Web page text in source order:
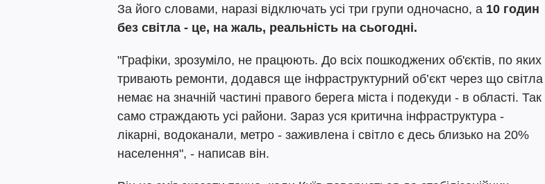
За його словами, наразі відключать усі три групи одночасно, а 10 годин
без світла - це, на жаль, реальність на сьогодні.
"Графіки, зрозуміло, не працюють. До всіх пошкоджених об'єктів, по яких
тривають ремонти, додався ще інфраструктурний об’єкт через що світла
немає на значній частині правого берега міста і подекуди - в області. Так
само страждають усі райони. Зараз уся критична інфраструктура -
лікарні, водоканали, метро - заживлена і світло є десь близько на 20%
населення", - написав він.